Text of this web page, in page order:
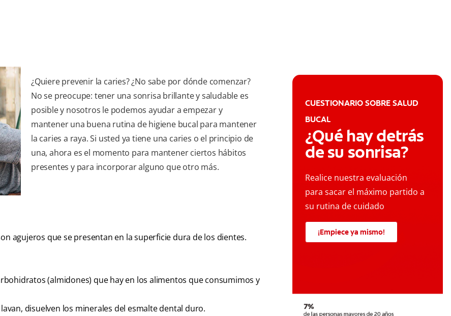
¿Quiere prevenir la caries? ¿No sabe por dónde comenzar?
No se preocupe: tener una sonrisa brillante y saludable es
posible y nosotros le podemos ayudar a empezar y
mantener una buena rutina de higiene bucal para mantener
la caries a raya. Si usted ya tiene una caries o el principio de
una, ahora es el momento para mantener ciertos hábitos
presentes y para incorporar alguno que otro más.
agujeros que se presentan en la superficie dura de los dientes.
(almidones) que hay en los alimentos que consumimos y
disuelven los minerales del esmalte dental duro.
CUESTIONARIO SOBRE SALUD
BUCAL
¿Qué hay detrás
de su sonrisa?
Realice nuestra evaluación
para sacar el máximo partido a
su rutina de cuidado
¡Empiece ya mismo!